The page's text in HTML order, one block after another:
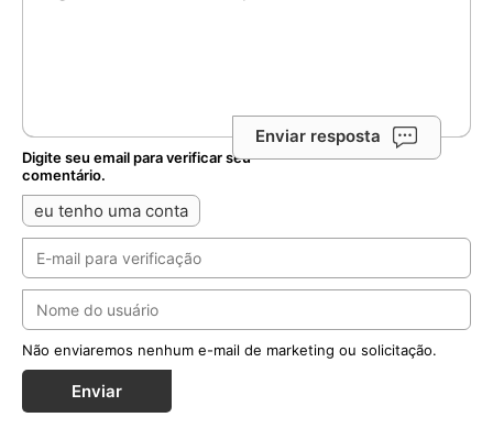
Enviar resposta
Digite seu email para verificar seu
comentário.
eu tenho uma conta
Não enviaremos nenhum e-mail de marketing ou solicitação.
Enviar